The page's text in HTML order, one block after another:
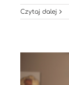
Czytaj dalej